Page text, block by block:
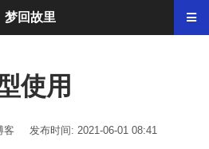
使用
客 发布时间: 2021-06-01 08:41
梦回故里